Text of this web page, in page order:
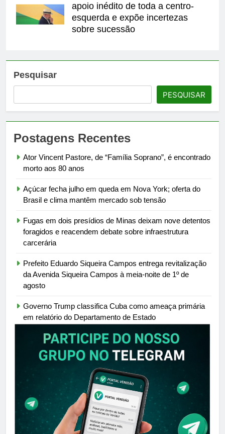
apoio inédito de toda a centro-
esquerda e expõe incertezas
sobre sucessão
Pesquisar
PESQUISAR
Postagens Recentes
Ator Vincent Pastore, de “Família Soprano”, é encontrado
morto aos 80 anos
Açúcar fecha julho em queda em Nova York; oferta do
Brasil e clima mantêm mercado sob tensão
Fugas em dois presídios de Minas deixam nove detentos
foragidos e reacendem debate sobre infraestrutura
carcerária
Prefeito Eduardo Siqueira Campos entrega revitalização
da Avenida Siqueira Campos à meia-noite de 1º de
agosto
Governo Trump classifica Cuba como ameaça primária
em relatório do Departamento de Estado